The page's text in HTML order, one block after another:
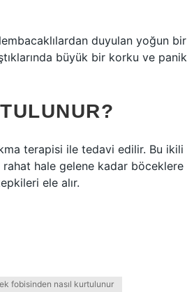
duyulan yoğun bir
büyük bir korku ve panik
terapisi ile tedavi edilir. Bu ikili
hale gelene kadar böceklere
ele alır.
fobisinden nasıl kurtulunur